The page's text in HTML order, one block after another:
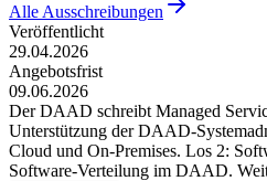
Alle Ausschreibungen
Veröffentlicht
29.04.2026
Angebotsfrist
09.06.2026
Der DAAD schreibt Managed
Unterstützung der DAAD-
Cloud und On-Premises. Los 2:
Software-Verteilung im DAAD.